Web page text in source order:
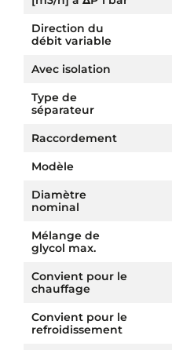
Direction du
débit variable
Avec isolation
Type de
séparateur
Raccordement
Modèle
Diamètre
nominal
Mélange de
glycol max.
Convient pour le
chauffage
Convient pour le
refroidissement